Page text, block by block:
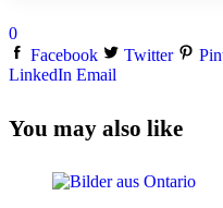
0
Facebook
Twitter
LinkedIn Email
You may also like